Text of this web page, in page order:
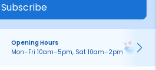
Subscribe
Opening Hours
Mon–Fri 10am–5pm, Sat 10am–2pm